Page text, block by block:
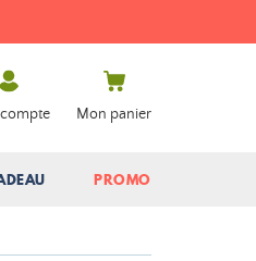
PROMO
Mon panier